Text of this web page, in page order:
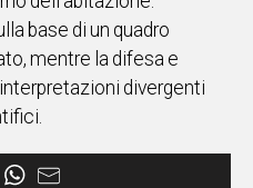
base di un quadro
mentre la difesa e
divergenti